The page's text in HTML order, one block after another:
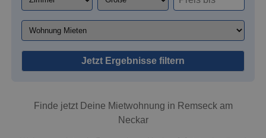
Jetzt Ergebnisse filtern
Finde jetzt Deine Mietwohnung in Remseck am
Neckar